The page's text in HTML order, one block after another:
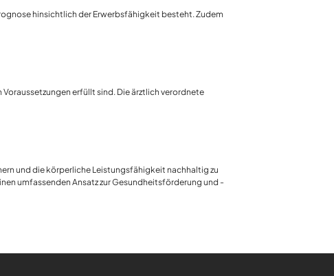
hinsichtlich der Erwerbsfähigkeit besteht. Zudem
erfüllt sind. Die ärztlich verordnete
und die körperliche Leistungsfähigkeit nachhaltig zu
umfassenden Ansatz zur Gesundheitsförderung und -